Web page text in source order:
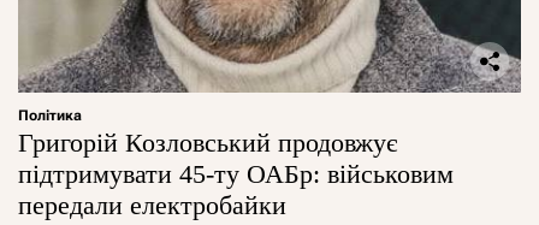
Політика
Григорій Козловський продовжує
підтримувати 45-ту ОАБр: військовим
передали електробайки